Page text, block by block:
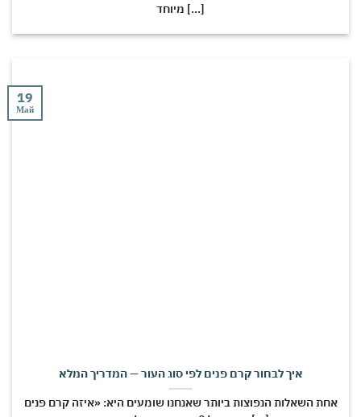
מיוחד [...]
איך לבחור קרם פנים לפי סוג העור — המדריך המלא
אחת השאלות הנפוצות ביותר שאנחנו שומעים היא: «איזה קרם פנים
19
Май